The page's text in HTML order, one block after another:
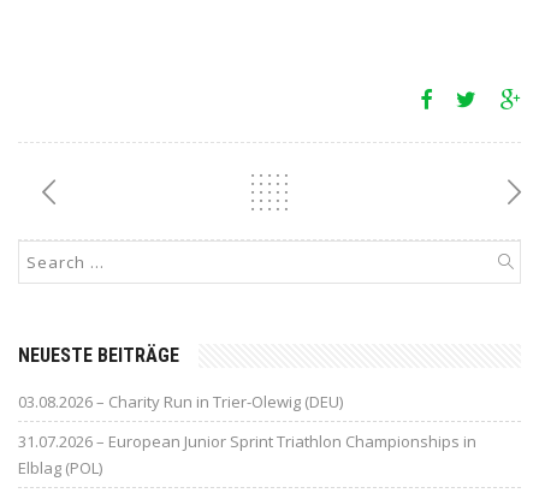
NEUESTE BEITRÄGE
03.08.2026 – Charity Run in Trier-Olewig (DEU)
31.07.2026 – European Junior Sprint Triathlon Championships in
Elblag (POL)